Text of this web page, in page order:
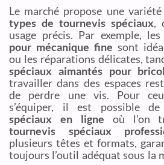
Le marché propose une
types de tournevis spéciaux,
usage précis. Par exemple, les
pour mécanique fine sont
ou les réparations délicates,
spéciaux aimantés pour
travailler dans des espaces
de perdre une vis. Pour
s’équiper, il est possible de
spéciaux en ligne où l’on
tournevis spéciaux
plusieurs têtes et formats,
toujours l’outil adéquat sous la